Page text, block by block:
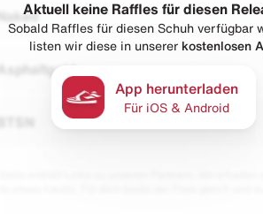
Naked
Asphaltgold
Aktuell keine Raffles für diesen
Sobald Raffles für diesen Schuh verfügbar
listen wir diese in unserer kostenlosen
App herunterladen
Für iOS & Android